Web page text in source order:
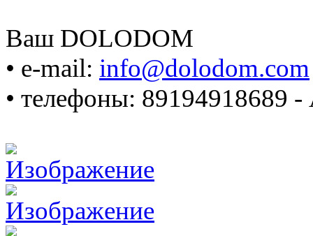
Ваш DOLODOM
• e-mail: info@dolodom.com
• телефоны: 89194918689